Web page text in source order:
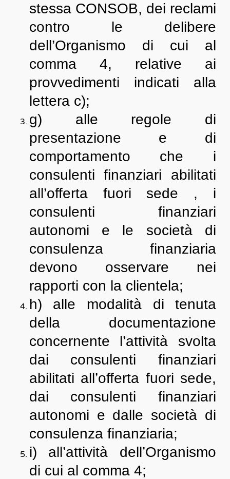
stessa CONSOB, dei reclami
contro le delibere
dell’Organismo di cui al
comma 4, relative ai
provvedimenti indicati alla
lettera c);
g) alle regole di
presentazione e di
comportamento che i
consulenti finanziari abilitati
all’offerta fuori sede , i
consulenti finanziari
autonomi e le società di
consulenza finanziaria
devono osservare nei
rapporti con la clientela;
h) alle modalità di tenuta
della documentazione
concernente l’attività svolta
dai consulenti finanziari
abilitati all’offerta fuori sede,
dai consulenti finanziari
autonomi e dalle società di
consulenza finanziaria;
i) all’attività dell’Organismo
di cui al comma 4;